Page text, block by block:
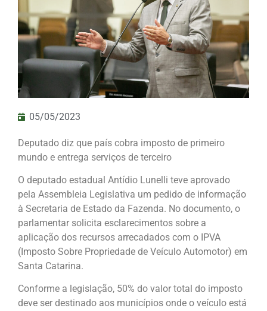
05/05/2023
Deputado diz que país cobra imposto de primeiro
mundo e entrega serviços de terceiro
O deputado estadual Antídio Lunelli teve aprovado
pela Assembleia Legislativa um pedido de informação
à Secretaria de Estado da Fazenda. No documento, o
parlamentar solicita esclarecimentos sobre a
aplicação dos recursos arrecadados com o IPVA
(Imposto Sobre Propriedade de Veículo Automotor) em
Santa Catarina.
Conforme a legislação, 50% do valor total do imposto
deve ser destinado aos municípios onde o veículo está